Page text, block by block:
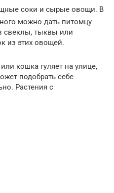
соки и сырые овощи. В
можно дать питомцу
свеклы, тыквы или
из этих овощей.
кошка гуляет на улице,
подобрать себе
Растения с